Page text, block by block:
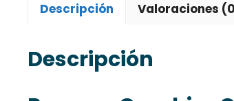
Descripción Valoraciones
Descripción